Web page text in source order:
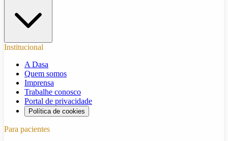
Institucional
A Dasa
Quem somos
Imprensa
Trabalhe conosco
Portal de privacidade
Política de cookies
Para pacientes